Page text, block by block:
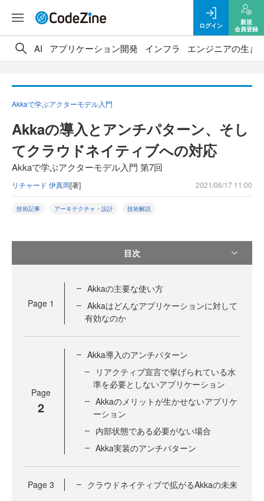
ログイン
新規
会員登録
AI アプリケーション開発 インフラ エンジニアの生き
Akkaで学ぶアクターモデル入門
Akkaの導入とアンチパターン、そし
てクラウドネイティブへの対応
Akkaで学ぶアクターモデル入門 第7回
リチャード 伊真岡[著] 2021/06/17 11:00
技術記事 アーキテクチャ・設計 技術解説
目次
Page 1
Akkaの主要な使い方
Akkaはどんなアプリケーションに対して
有効なのか
Page
2
Akka導入のアンチパターン
リアクティブ宣言で挙げられている水
準を必要としないアプリケーション
Akkaのメリットが生かせないアプリケ
ーション
内部状態である必要がない場合
Akka実装のアンチパターン
Page 3 クラウドネイティブで拡がるAkkaの未来